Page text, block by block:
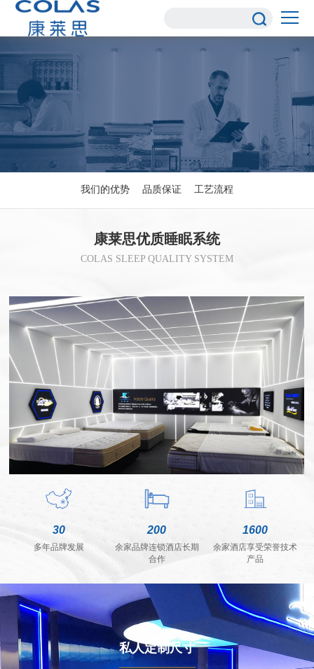
我们的优势 品质保证 工艺流程
康莱思优质睡眠系统
COLAS SLEEP QUALITY SYSTEM
30
多年品牌发展
200
余家品牌连锁酒店长期
合作
1600
余家酒店享受荣誉技术
产品
私人定制尺寸